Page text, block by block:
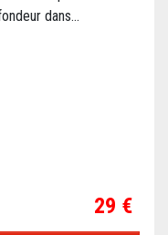
dans...
Prix
29 €